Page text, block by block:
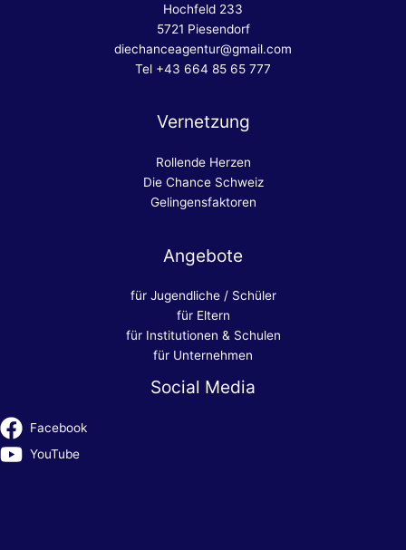
Hochfeld 233
5721 Piesendorf
diechanceagentur@gmail.com
Tel +43 664 85 65 777
Vernetzung
Rollende Herzen
Die Chance Schweiz
Gelingensfaktoren
Angebote
für Jugendliche / Schüler
für Eltern
für Institutionen & Schulen
für Unternehmen
Social Media
Facebook
YouTube